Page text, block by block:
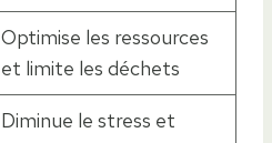
Optimise les ressources
et limite les déchets
Diminue le stress et